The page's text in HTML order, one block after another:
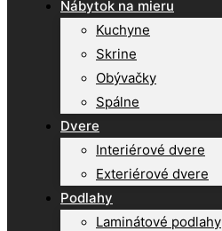
Nábytok na mieru
Kuchyne
Skrine
Obývačky
Spálne
Dvere
Interiérové dvere
Exteriérové dvere
Podlahy
Laminátové podlahy